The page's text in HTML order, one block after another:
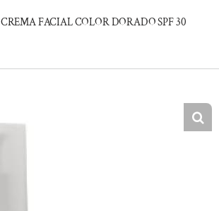
CREMA FACIAL COLOR DORADO SPF 30